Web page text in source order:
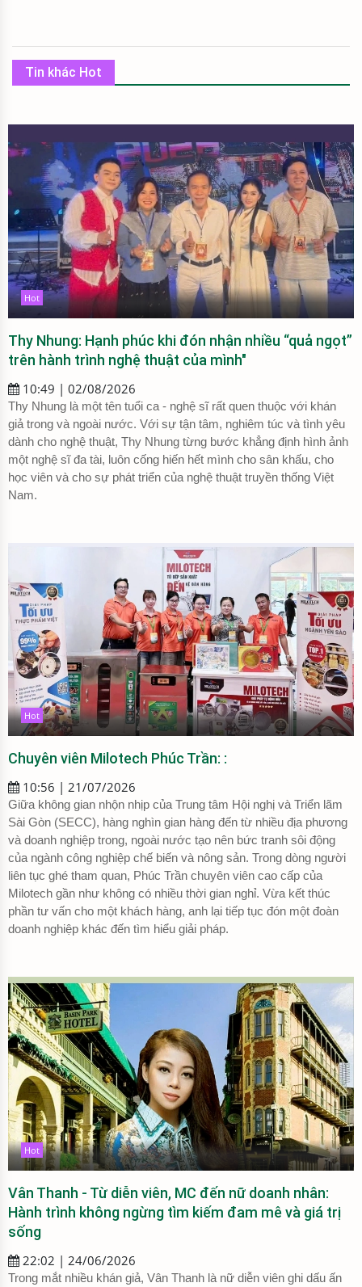
Tin khác Hot
Hot
Thy Nhung: Hạnh phúc khi đón nhận nhiều “quả ngọt”
trên hành trình nghệ thuật của mình"
10:49 | 02/08/2026
Thy Nhung là một tên tuổi ca - nghệ sĩ rất quen thuộc với khán
giả trong và ngoài nước. Với sự tận tâm, nghiêm túc và tình yêu
dành cho nghệ thuật, Thy Nhung từng bước khẳng định hình ảnh
một nghệ sĩ đa tài, luôn cống hiến hết mình cho sân khấu, cho
học viên và cho sự phát triển của nghệ thuật truyền thống Việt
Nam.
Hot
Chuyên viên Milotech Phúc Trần: :
10:56 | 21/07/2026
Giữa không gian nhộn nhịp của Trung tâm Hội nghị và Triển lãm
Sài Gòn (SECC), hàng nghìn gian hàng đến từ nhiều địa phương
và doanh nghiệp trong, ngoài nước tạo nên bức tranh sôi động
của ngành công nghiệp chế biến và nông sản. Trong dòng người
liên tục ghé tham quan, Phúc Trần chuyên viên cao cấp của
Milotech gần như không có nhiều thời gian nghỉ. Vừa kết thúc
phần tư vấn cho một khách hàng, anh lại tiếp tục đón một đoàn
doanh nghiệp khác đến tìm hiểu giải pháp.
Hot
Vân Thanh - Từ diễn viên, MC đến nữ doanh nhân:
Hành trình không ngừng tìm kiếm đam mê và giá trị
sống
22:02 | 24/06/2026
Trong mắt nhiều khán giả, Vân Thanh là nữ diễn viên ghi dấu ấn